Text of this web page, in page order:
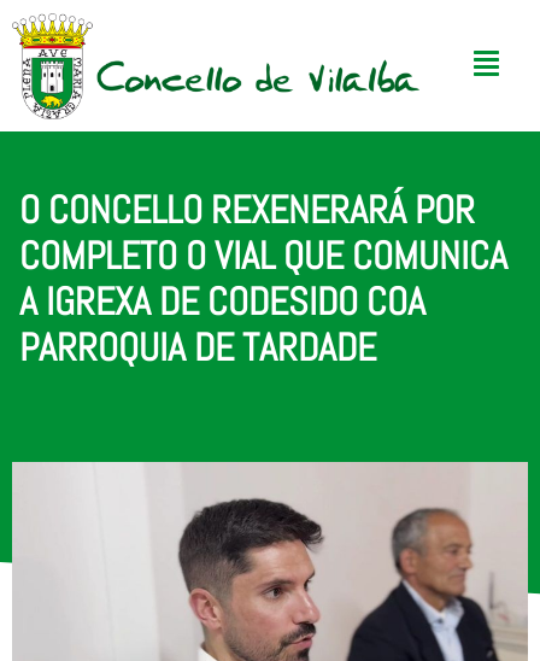
O CONCELLO REXENERARÁ POR
COMPLETO O VIAL QUE COMUNICA
A IGREXA DE CODESIDO COA
PARROQUIA DE TARDADE